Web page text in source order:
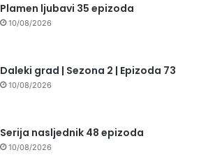
Plamen ljubavi 35 epizoda
10/08/2026
Daleki grad | Sezona 2 | Epizoda 73
10/08/2026
Serija nasljednik 48 epizoda
10/08/2026